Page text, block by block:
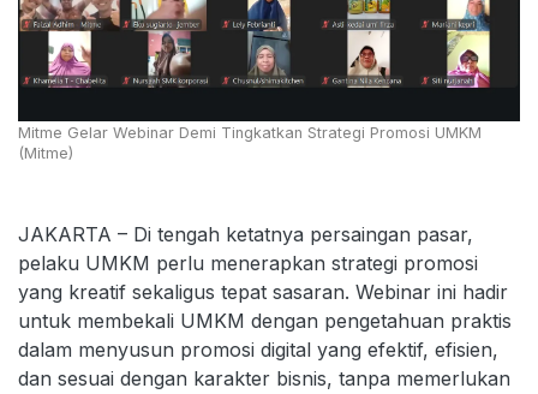
Mitme Gelar Webinar Demi Tingkatkan Strategi Promosi UMKM
(Mitme)
JAKARTA – Di tengah ketatnya persaingan pasar,
pelaku UMKM perlu menerapkan strategi promosi
yang kreatif sekaligus tepat sasaran. Webinar ini hadir
untuk membekali UMKM dengan pengetahuan praktis
dalam menyusun promosi digital yang efektif, efisien,
dan sesuai dengan karakter bisnis, tanpa memerlukan